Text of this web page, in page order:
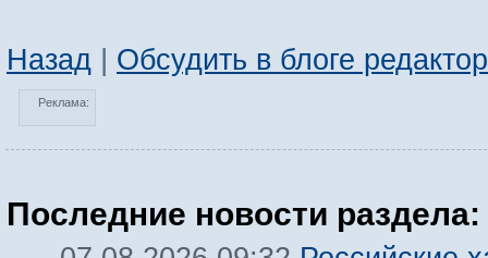
Назад | Обсудить в блоге
Реклама:
Последние новости раздела: